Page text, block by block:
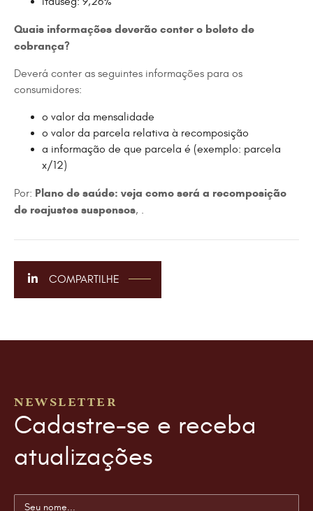
Quais informações deverão conter o boleto de
cobrança?
Deverá conter as seguintes informações para os
consumidores:
o valor da mensalidade
o valor da parcela relativa à recomposição
a informação de que parcela é (exemplo: parcela
x/12)
Por: Plano de saúde: veja como será a recomposição
de reajustes suspensos, .
COMPARTILHE
NEWSLETTER
Cadastre-se e receba
atualizações